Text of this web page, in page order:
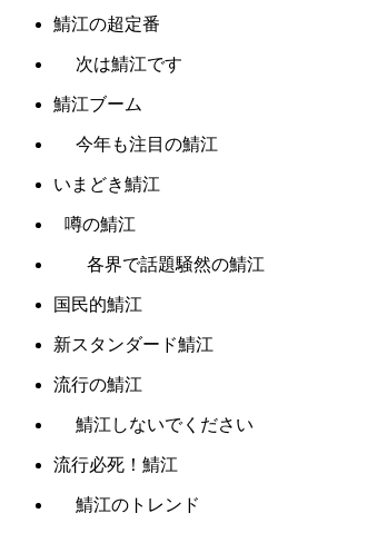
鯖江の超定番
次は鯖江です
鯖江ブーム
今年も注目の鯖江
いまどき鯖江
噂の鯖江
各界で話題騒然の鯖江
国民的鯖江
新スタンダード鯖江
流行の鯖江
鯖江しないでください
流行必死！鯖江
鯖江のトレンド